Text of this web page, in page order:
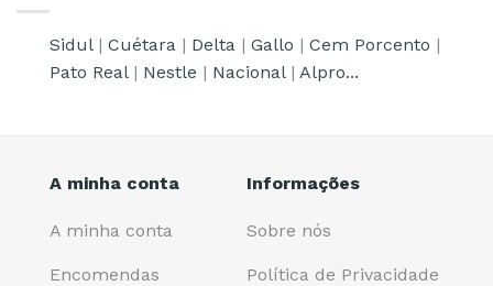
Sidul| Cuétara | Delta | Gallo | Cem Porcento |
Pato Real| Nestle | Nacional| Alpro...
A minha conta
A minha conta
Encomendas
Informações
Sobre nós
Política de Privacidade